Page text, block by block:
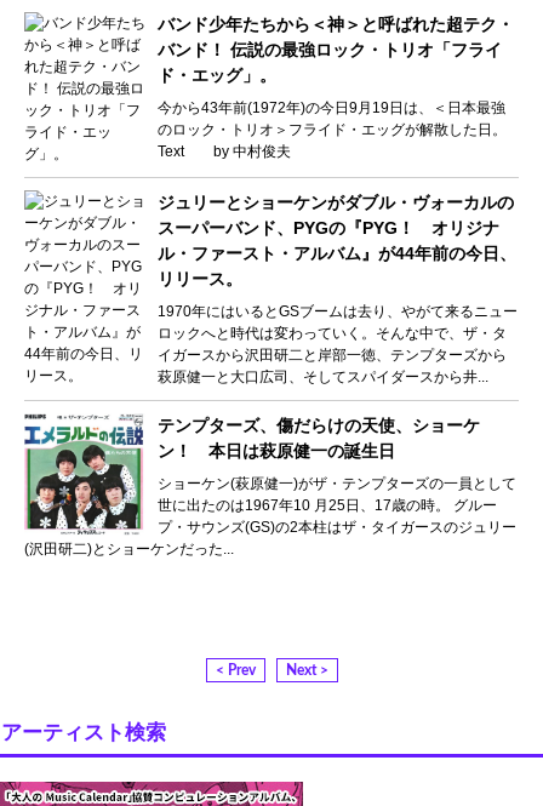
バンド少年たちから＜神＞と呼ばれた超テク・
バンド！ 伝説の最強ロック・トリオ「フライ
ド・エッグ」。
今から43年前(1972年)の今日9月19日は、＜日本最強
のロック・トリオ＞フライド・エッグが解散した日。
Text by 中村俊夫
ジュリーとショーケンがダブル・ヴォーカルの
スーパーバンド、PYGの『PYG！ オリジナ
ル・ファースト・アルバム』が44年前の今日、
リリース。
1970年にはいるとGSブームは去り、やがて来るニュー
ロックへと時代は変わっていく。そんな中で、ザ・タ
イガースから沢田研二と岸部一徳、テンプターズから
萩原健一と大口広司、そしてスパイダースから井...
テンプターズ、傷だらけの天使、ショーケ
ン！ 本日は萩原健一の誕生日
ショーケン(萩原健一)がザ・テンプターズの一員として
世に出たのは1967年10 月25日、17歳の時。 グルー
プ・サウンズ(GS)の2本柱はザ・タイガースのジュリー
(沢田研二)とショーケンだった...
< Prev Next >
アーティスト検索